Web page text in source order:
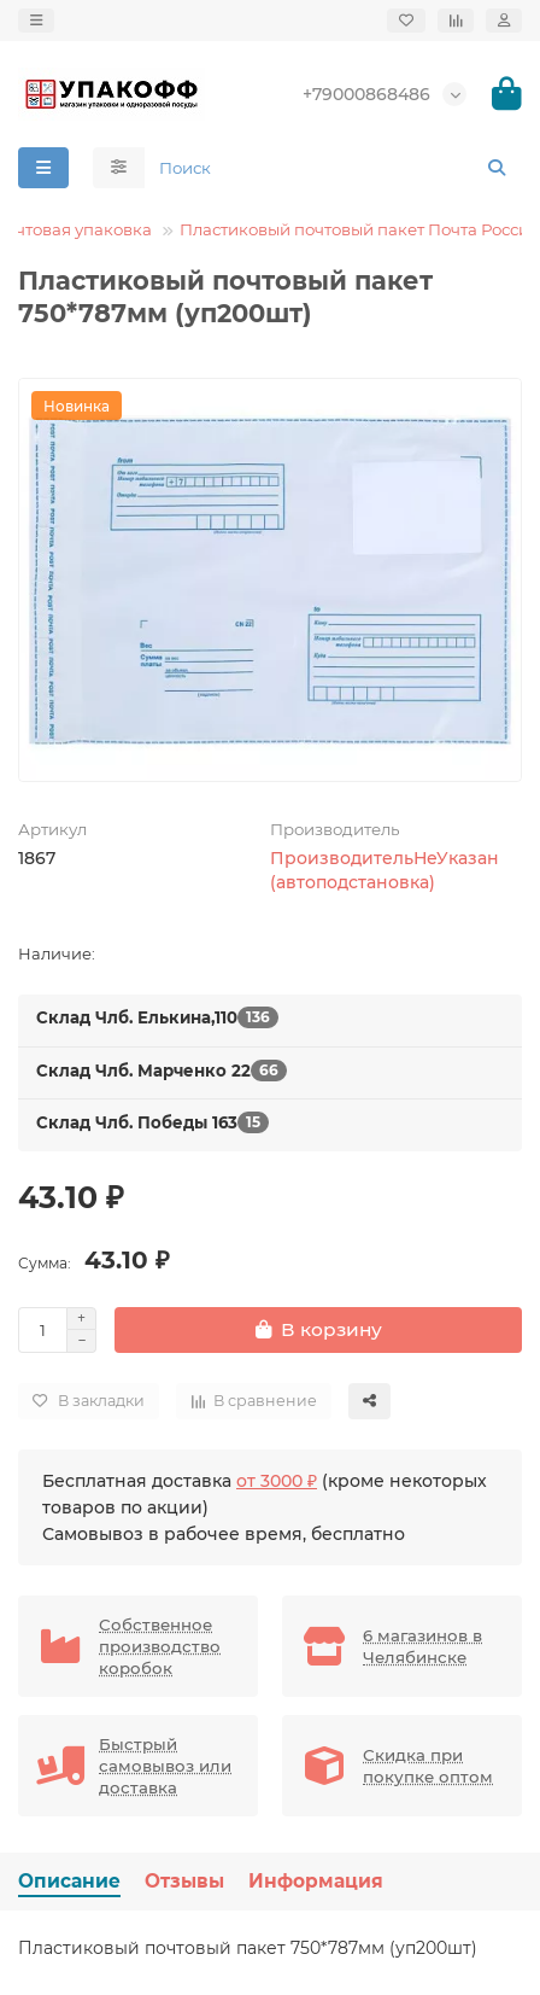
+79000868486
упаковка Пластиковый почтовый пакет Почта России
Пластиковый почтовый пакет
750*787мм (уп200шт)
Новинка
Артикул
1867
Производитель
ПроизводительНеУказан
(автоподстановка)
Наличие:
Склад Члб. Елькина,110 136
Склад Члб. Марченко 22 66
Склад Члб. Победы 163 15
43.10 ₽
Сумма: 43.10 ₽
В корзину
В закладки В сравнение
Бесплатная доставка от 3000 ₽ (кроме некоторых
товаров по акции)
Самовывоз в рабочее время, бесплатно
Собственное
производство
коробок
6 магазинов в
Челябинске
Быстрый
самовывоз или
доставка
Скидка при
покупке оптом
Описание Отзывы Информация
Пластиковый почтовый пакет 750*787мм (уп200шт)